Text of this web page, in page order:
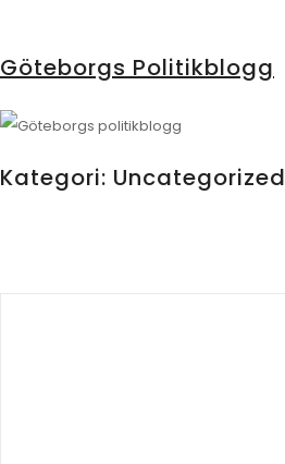
Göteborgs Politikblogg
Kategori: Uncategorized